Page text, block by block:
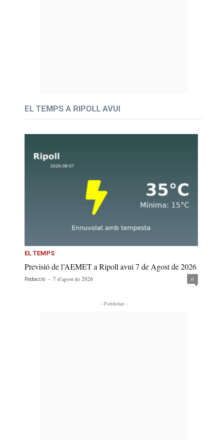
EL TEMPS A RIPOLL AVUI
EL TEMPS
Previsió de l’AEMET a Ripoll avui 7 de Agost de 2026
Redacció - 7 d'agost de 2026 0
- Publicitat -